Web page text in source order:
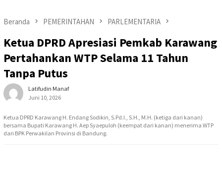
Beranda PEMERINTAHAN PARLEMENTARIA
Ketua DPRD Apresiasi Pemkab Karawang
Pertahankan WTP Selama 11 Tahun
Tanpa Putus
Latifudin Manaf
Juni 10, 2026
Ketua DPRD Karawang H. Endang Sodikin, S.Pd.I., S.H., M.H. (ketiga dari kanan)
bersama Bupati Karawang H. Aep Syaepuloh (keempat dari kanan) menerima WTP
dari BPK Perwakilan Provinsi di Bandung.